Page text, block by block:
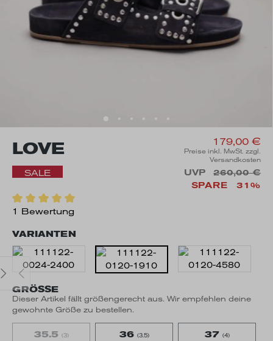
LOVE
SALE
179,00 €
Preise inkl. MwSt. zzgl.
Versandkosten
UVP
260,00 €
SPARE
31%
1 Bewertung
VARIANTEN
GRÖSSE
Dieser Artikel fällt größengerecht aus. Wir empfehlen deine
gewohnte Größe zu bestellen.
35.5 (3) 36 (3.5) 37 (4)